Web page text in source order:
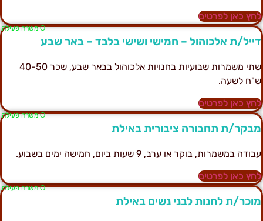
כאן לפרטים
Ο משרה פעילה
ת אלכוהול – חמישי ושישי בלבד – באר שבע
שתי משמרות שבועיות בחנויות אלכוהול בבאר שבע, שכר 40-50
לשעה.
כאן לפרטים
Ο משרה פעילה
ת תחבורה ציבורית באילת
במשמרות, בוקר או ערב, 9 שעות ביום, חמישה ימים בשבוע.
כאן לפרטים
Ο משרה פעילה
ת לחנות לבני נשים באילת